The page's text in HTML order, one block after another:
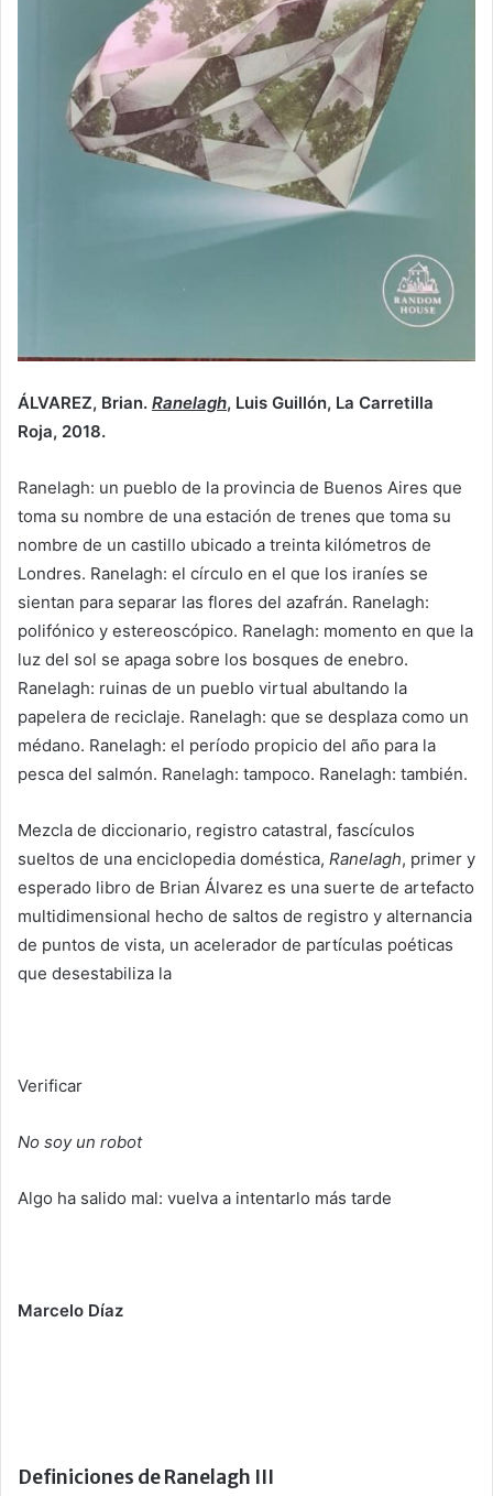
ÁLVAREZ, Brian. Ranelagh, Luis Guillón, La Carretilla
Roja, 2018.
Ranelagh: un pueblo de la provincia de Buenos Aires que
toma su nombre de una estación de trenes que toma su
nombre de un castillo ubicado a treinta kilómetros de
Londres. Ranelagh: el círculo en el que los iraníes se
sientan para separar las flores del azafrán. Ranelagh:
polifónico y estereoscópico. Ranelagh: momento en que la
luz del sol se apaga sobre los bosques de enebro.
Ranelagh: ruinas de un pueblo virtual abultando la
papelera de reciclaje. Ranelagh: que se desplaza como un
médano. Ranelagh: el período propicio del año para la
pesca del salmón. Ranelagh: tampoco. Ranelagh: también.
Mezcla de diccionario, registro catastral, fascículos
sueltos de una enciclopedia doméstica, Ranelagh, primer y
esperado libro de Brian Álvarez es una suerte de artefacto
multidimensional hecho de saltos de registro y alternancia
de puntos de vista, un acelerador de partículas poéticas
que desestabiliza la
Verificar
No soy un robot
Algo ha salido mal: vuelva a intentarlo más tarde
Marcelo Díaz
Definiciones de Ranelagh III